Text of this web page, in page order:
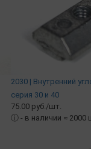
2030 | Внутренний
серия 30 и 40
75.00 руб./шт.
ⓘ - в наличии ≈ 2000